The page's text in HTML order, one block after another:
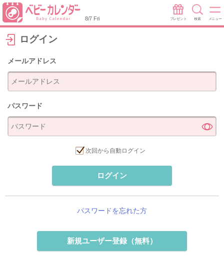
8/7 Fri プレゼント 検索 メニュー
ログイン
メールアドレス
パスワード
次回から自動ログイン
ログイン
パスワードを忘れた方
新規ユーザー登録（無料）